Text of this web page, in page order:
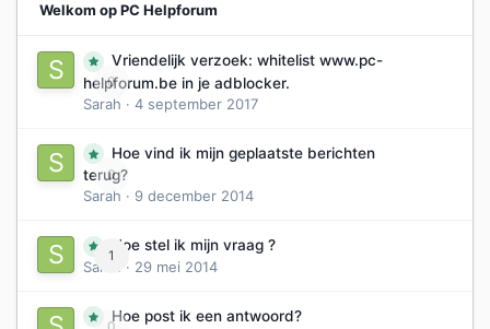
Welkom op PC Helpforum
0
Vriendelijk verzoek: whitelist www.pc-
helpforum.be in je adblocker.
Sarah · 4 september 2017
0
Hoe vind ik mijn geplaatste berichten
terug?
Sarah · 9 december 2014
1
Hoe stel ik mijn vraag ?
Sarah
· 29 mei 2014
Hoe post ik een antwoord?